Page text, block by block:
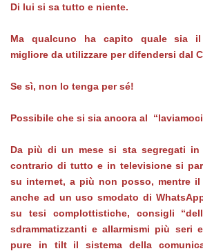
Di lui si sa tutto e niente.
Ma qualcuno ha capito quale sia il
migliore da utilizzare per difendersi dal
Se sì, non lo tenga per sé!
Possibile che si sia ancora al
Da più di un mese si sta segregati
contrario di tutto e in televisione si
su internet, a più non posso, mentre il
anche ad un uso smodato di
su tesi complottistiche, consigli
sdrammatizzanti e allarmismi più seri
pure in tilt il sistema della